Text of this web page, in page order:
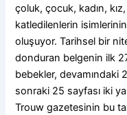
çoluk, çocuk, kadın,
katledilenlerin
oluşuyor. Tarihsel bir
donduran belgenin ilk
bebekler, devamındaki
sonraki 25 sayfası iki
Trouw gazetesinin bu